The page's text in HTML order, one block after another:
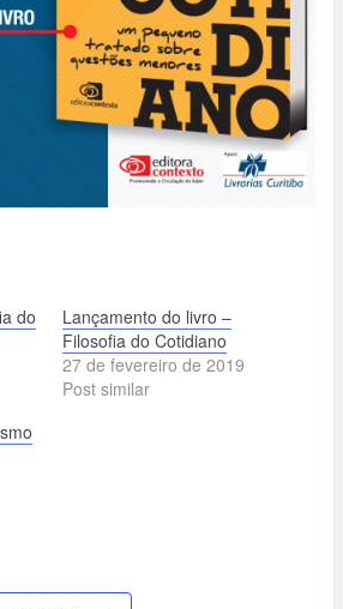
do
Lançamento do livro –
Filosofia do Cotidiano
27 de fevereiro de 2019
Post similar